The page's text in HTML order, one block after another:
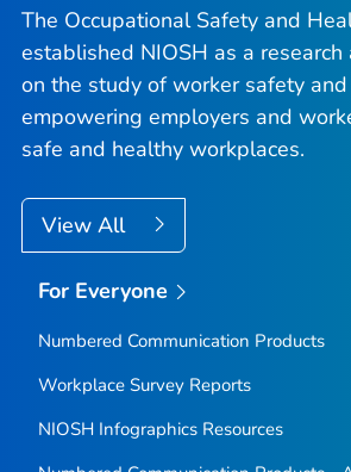
The Occupational Safety and
established NIOSH as a research
on the study of worker safety
empowering employers and
safe and healthy workplaces.
View All
For Everyone
Numbered Communication Products
Workplace Survey Reports
NIOSH Infographics Resources